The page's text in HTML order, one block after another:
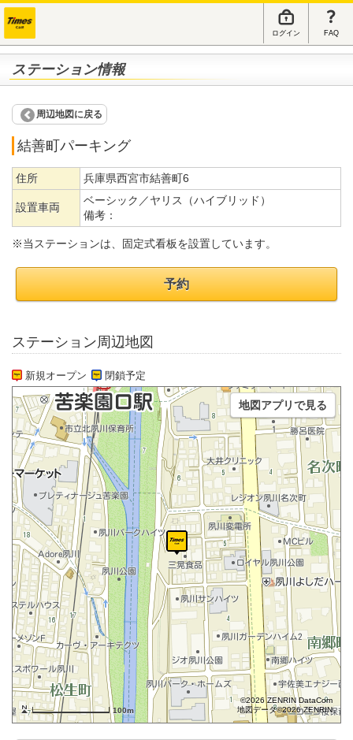
ログイン FAQ
ステーション情報
周辺地図に戻る
結善町パーキング
住所 兵庫県西宮市結善町6
設置車両
ベーシック／ヤリス（ハイブリッド）
備考：
※当ステーションは、固定式看板を設置しています。
予約
ステーション周辺地図
新規オープン 閉鎖予定
100m
©2026 ZENRIN DataCom
地図データ©2026 ZENRIN
地図アプリで見る